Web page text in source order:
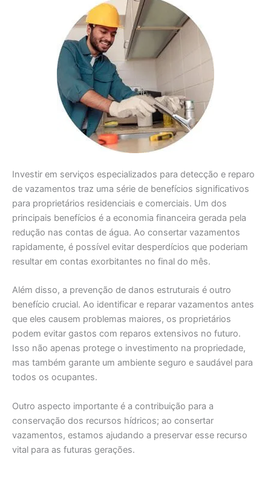
Investir em serviços especializados para detecção e reparo
de vazamentos traz uma série de benefícios significativos
para proprietários residenciais e comerciais. Um dos
principais benefícios é a economia financeira gerada pela
redução nas contas de água. Ao consertar vazamentos
rapidamente, é possível evitar desperdícios que poderiam
resultar em contas exorbitantes no final do mês.
Além disso, a prevenção de danos estruturais é outro
benefício crucial. Ao identificar e reparar vazamentos antes
que eles causem problemas maiores, os proprietários
podem evitar gastos com reparos extensivos no futuro.
Isso não apenas protege o investimento na propriedade,
mas também garante um ambiente seguro e saudável para
todos os ocupantes.
Outro aspecto importante é a contribuição para a
conservação dos recursos hídricos; ao consertar
vazamentos, estamos ajudando a preservar esse recurso
vital para as futuras gerações.